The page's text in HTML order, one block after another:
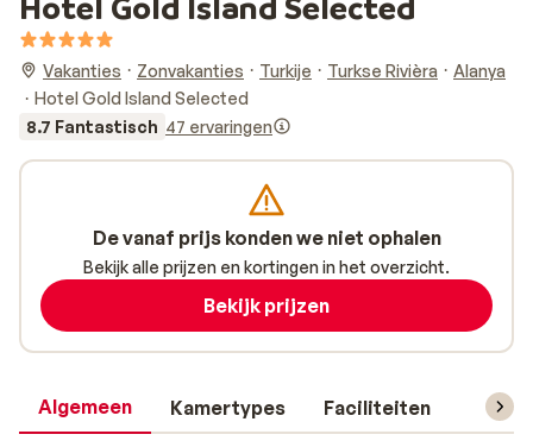
Vakanties Zonvakanties Turkije Turkse Rivièra
Alanya
Hotel Gold Island Selected
8.7 Fantastisch 47 ervaringen
Algemeen Kamertypes Faciliteiten
De vanaf prijs konden we niet ophalen
Bekijk alle prijzen en kortingen in het overzicht.
Bekijk prijzen